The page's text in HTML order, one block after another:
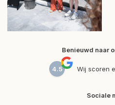
Benieuwd naar
4.5 Wij scoren
Sociale